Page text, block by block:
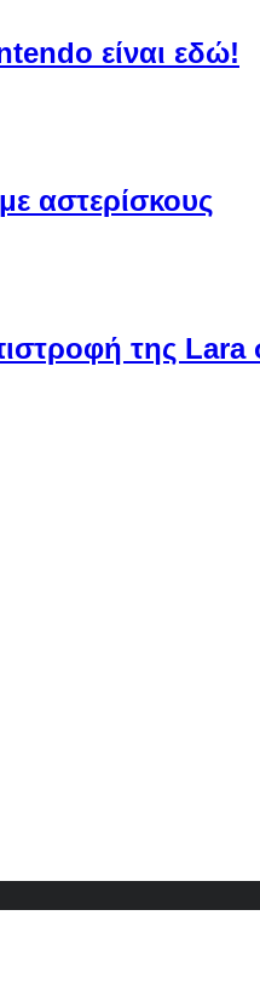
είναι εδώ!
αστερίσκους
της